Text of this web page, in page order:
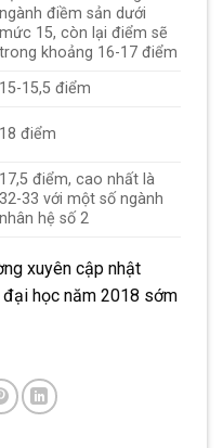
ngành điềm sản dưới
mức 15, còn lại điểm sẽ
trong khoảng 16-17 điểm
15-15,5 điểm
18 điểm
17,5 điểm, cao nhất là
32-33 với một số ngành
nhân hệ số 2
xuyên cập nhật
học năm 2018 sớm